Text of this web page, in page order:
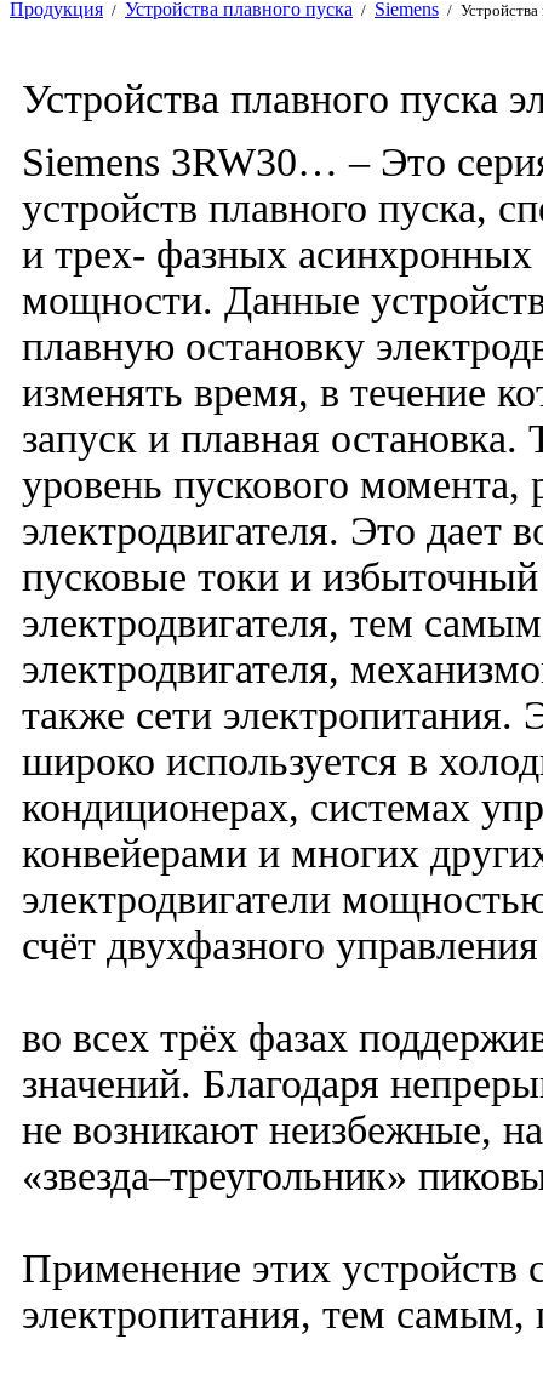
Продукция / Устройства плавного пуска / Siemens /
Устройства плавного пуска
Siemens 3RW30… – Это
устройств плавного пуска,
и трех- фазных асинхронных
мощности. Данные
плавную остановку
изменять время, в течение
запуск и плавная остановка.
уровень пускового момента,
электродвигателя. Это дает
пусковые токи и
электродвигателя, тем
электродвигателя,
также сети электропитания.
широко используется в
кондиционерах, системах
конвейерами и многих
электродвигатели
счёт двухфазного
во всех трёх фазах
значений. Благодаря
не возникают неизбежные,
«звезда–треугольник»
Применение этих устройств
электропитания, тем самым,